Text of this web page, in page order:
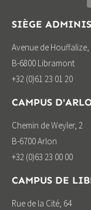
SIÈGE
Avenue de Houffalize,
B-6800 Libramont
+32 (0)61 23 01 20
CAMPUS
Chemin de Weyler, 2
B-6700 Arlon
+32 (0)63 23 00 00
CAMPUS DE
Rue de la Cité, 64